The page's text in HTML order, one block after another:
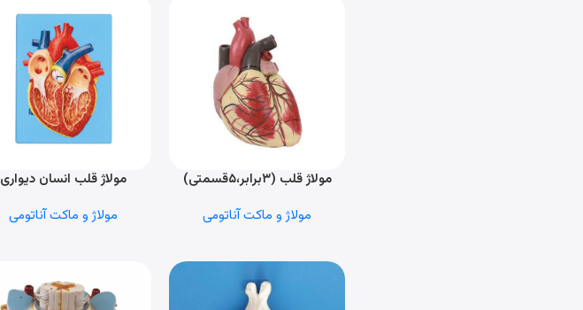
اطلاعات بیشتر
مولاژ قلب (۳برابر،۵قسمتی)
مولاژ و ماکت آناتومی
اطلاعات بیشتر
مولاژ قلب انسان دیواری
مولاژ و ماکت آناتومی